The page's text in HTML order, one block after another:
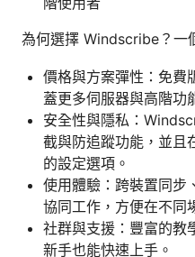
為何選擇 Windscribe？一
價格與方案彈性：免費
蓋更多伺服器與高階功
安全性與隱私：
截與防追蹤功能，並且
的設定選項。
使用體驗：跨裝置同步
協同工作，方便在不同
社群與支援：豐富的教
新手也能快速上手。